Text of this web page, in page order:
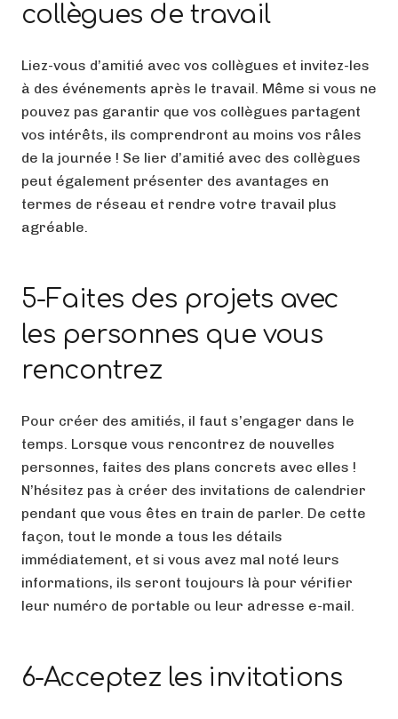
collègues de travail
Liez-vous d’amitié avec vos collègues et invitez-les
à des événements après le travail. Même si vous ne
pouvez pas garantir que vos collègues partagent
vos intérêts, ils comprendront au moins vos râles
de la journée ! Se lier d’amitié avec des collègues
peut également présenter des avantages en
termes de réseau et rendre votre travail plus
agréable.
5-Faites des projets avec
les personnes que vous
rencontrez
Pour créer des amitiés, il faut s’engager dans le
temps. Lorsque vous rencontrez de nouvelles
personnes, faites des plans concrets avec elles !
N’hésitez pas à créer des invitations de calendrier
pendant que vous êtes en train de parler. De cette
façon, tout le monde a tous les détails
immédiatement, et si vous avez mal noté leurs
informations, ils seront toujours là pour vérifier
leur numéro de portable ou leur adresse e-mail.
6-Acceptez les invitations